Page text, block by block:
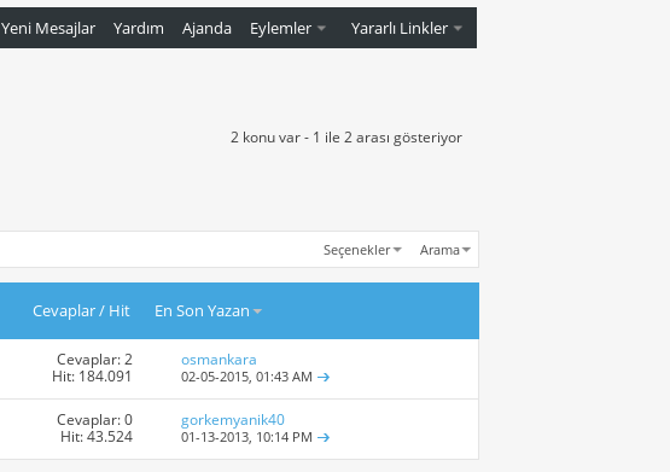
Yeni Mesajlar Yardım Ajanda Eylemler Yararlı Linkler
2 konu var - 1 ile 2 arası gösteriyor
Seçenekler Arama
Cevaplar/ Hit En Son Yazan
Cevaplar: 2
Hit: 184.091
osmankara
02-05-2015,01:43 AM
Cevaplar: 0
Hit: 43.524
gorkemyanik40
01-13-2013, 10:14 PM